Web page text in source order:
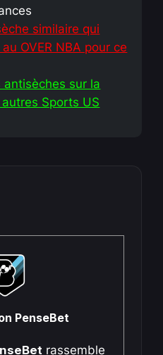
similaire qui
au OVER NBA pour ce
antisèches sur la
Sports US
PenseBet
rassemble